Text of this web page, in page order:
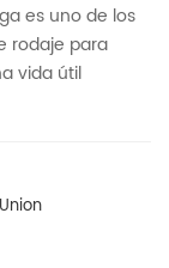
es uno de los
rodaje para
vida útil